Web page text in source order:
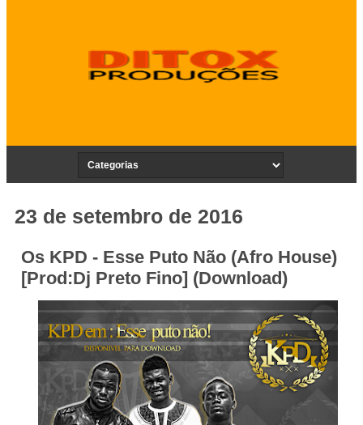
23 de setembro de 2016
Os KPD - Esse Puto Não (Afro House)
[Prod:Dj Preto Fino] (Download)